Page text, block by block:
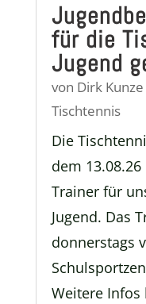
für die
Jugend
von Dirk Kunze
Tischtennis
Die
dem
Trainer für
Jugend. Das
donnerstags
Weitere